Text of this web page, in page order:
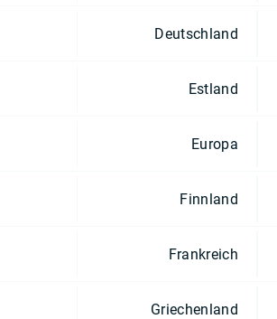
Deutschland
Estland
Europa
Finnland
Frankreich
Griechenland